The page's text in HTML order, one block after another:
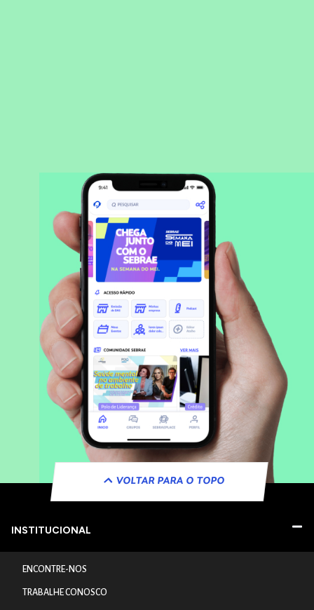
VOLTAR PARA O TOPO
INSTITUCIONAL
ENCONTRE-NOS
TRABALHE CONOSCO